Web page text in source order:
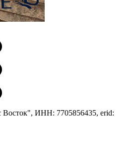
ИНН: 7705856435, erid: